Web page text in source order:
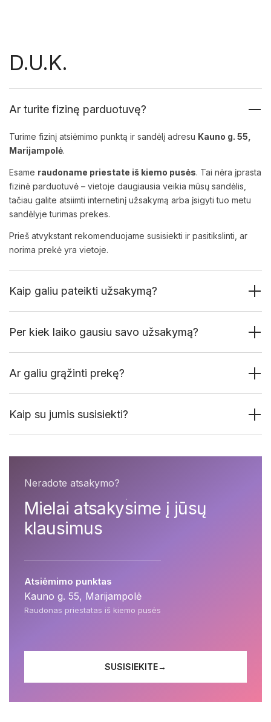
D.U.K.
Ar turite fizinę parduotuvę?
Turime fizinį atsiėmimo punktą ir sandėlį adresu Kauno g. 55,
Marijampolė.
Esame raudoname priestate iš kiemo pusės. Tai nėra įprasta
fizinė parduotuvė – vietoje daugiausia veikia mūsų sandėlis,
tačiau galite atsiimti internetinį užsakymą arba įsigyti tuo metu
sandėlyje turimas prekes.
Prieš atvykstant rekomenduojame susisiekti ir pasitikslinti, ar
norima prekė yra vietoje.
Kaip galiu pateikti užsakymą?
Per kiek laiko gausiu savo užsakymą?
Ar galiu grąžinti prekę?
Kaip su jumis susisiekti?
Neradote atsakymo?
Mielai atsakysime į jūsų
klausimus
Atsiėmimo punktas
Kauno g. 55, Marijampolė
Raudonas priestatas iš kiemo pusės
SUSISIEKITE→